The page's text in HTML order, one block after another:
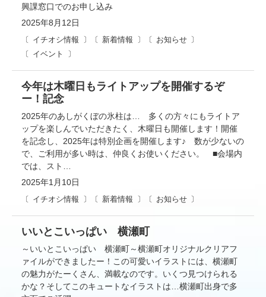
2025年8月12日
イチオシ情報 新着情報
お知らせ
イベント
興課窓口でのお申し込み
2025年1月10日
イチオシ情報 新着情報 お知らせ
今年は木曜日もライトアップを開催するぞ
ー！記念
2025年のあしがくぼの氷柱は… 多くの方々にもライトア
ップを楽しんでいただきたく、木曜日も開催します！開催
を記念し、2025年は特別企画を開催します♪ 数が少ないの
で、ご利用が多い時は、仲良くお使いください。 ■会場内
では、スト…
いいとこいっぱい 横瀬町
～いいとこいっぱい 横瀬町～横瀬町オリジナルクリアフ
ァイルができましたー！この可愛いイラストには、横瀬町
の魅力がたーくさん、満載なのです。いくつ見つけられる
かな？そしてこのキュートなイラストは…横瀬町出身で多